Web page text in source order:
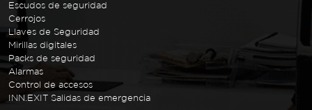
Escudos de seguridad
Cerrojos
Llaves de Seguridad
Mirillas digitales
Packs de seguridad
Alarmas
Control de accesos
INN.EXIT Salidas de emergencia